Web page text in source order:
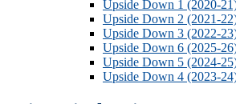
Upside Down 1 (2020-
Upside Down 2 (2021-
Upside Down 3 (2022-
Upside Down 6 (2025-
Upside Down 5 (2024-
Upside Down 4 (2023-